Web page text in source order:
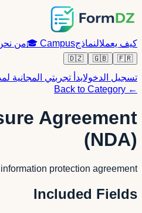
كيف يعملالنماذجCampus
🎓من
🇫🇷
🇬🇧
🇩🇿
تسجيل الدخولابدأ تجربتي المجانية لمدة 14
← Back to Category
Agreement
(NDA)
protection agreement.
Included Fields